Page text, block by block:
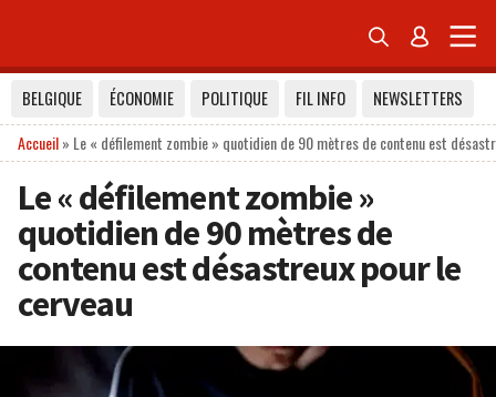
 
BELGIQUE ÉCONOMIE POLITIQUE FIL INFO
NEWSLETTERS
Accueil» Le « défilement zombie » quotidien de 90 mètres de contenu est
Le « défilement zombie »
quotidien de 90 mètres de
contenu est désastreux pour le
cerveau